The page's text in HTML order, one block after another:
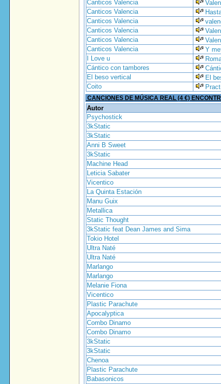
Canticos Valencia
Canticos Valencia
Canticos Valencia
Canticos Valencia
Canticos Valencia
Canticos Valencia
Y
I Love u
Cántico con tambores
El beso vertical
El
Coito
CANCIONES DE MÚSICA REAL (4 €)
Autor
Psychostick
3kStatic
3kStatic
Anni B Sweet
3kStatic
Machine Head
Leticia Sabater
Vicentico
La Quinta Estación
Manu Guix
Metallica
Static Thought
3kStatic feat Dean James and Sima
Tokio Hotel
Ultra Naté
Ultra Naté
Marlango
Marlango
Melanie Fiona
Vicentico
Plastic Parachute
Apocalyptica
Combo Dinamo
Combo Dinamo
3kStatic
3kStatic
Chenoa
Plastic Parachute
Babasonicos